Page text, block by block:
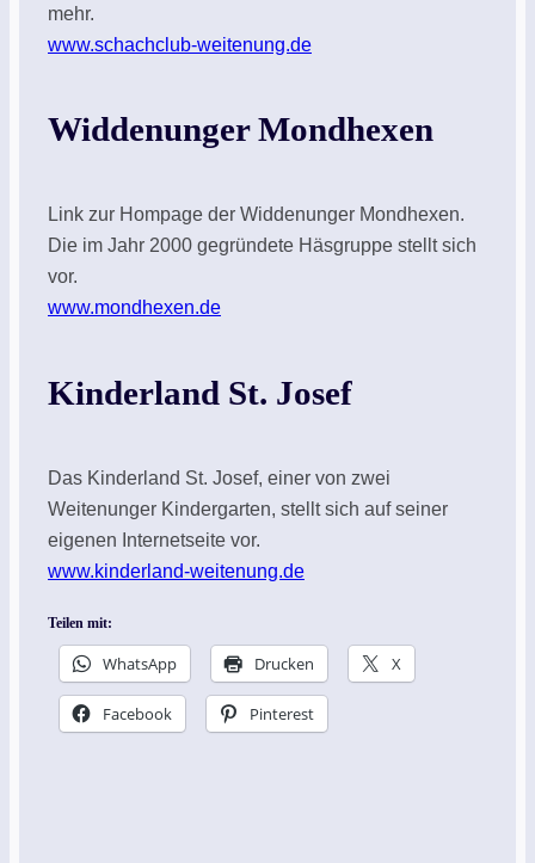
mehr.
www.schachclub-weitenung.de
Widdenunger Mondhexen
Link zur Hompage der Widdenunger Mondhexen.
Die im Jahr 2000 gegründete Häsgruppe stellt sich
vor.
www.mondhexen.de
Kinderland St. Josef
Das Kinderland St. Josef, einer von zwei
Weitenunger Kindergarten, stellt sich auf seiner
eigenen Internetseite vor.
www.kinderland-weitenung.de
Teilen mit:
WhatsApp Drucken X
Facebook Pinterest